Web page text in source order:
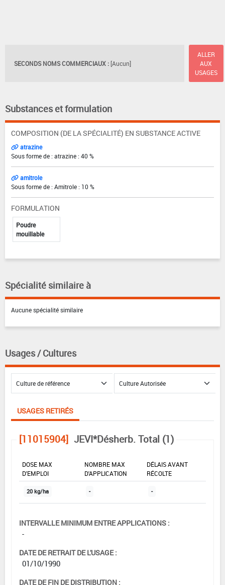
SECONDS NOMS COMMERCIAUX : [Aucun]
ALLER
AUX
USAGES
Substances et formulation
COMPOSITION (DE LA SPÉCIALITÉ) EN SUBSTANCE ACTIVE
atrazine
Sous forme de : atrazine : 40 %
amitrole
Sous forme de : Amitrole : 10 %
FORMULATION
Poudre
mouillable
Spécialité similaire à
Aucune spécialité similaire
Usages / Cultures
USAGES RETIRÉS
[11015904] JEVI*Désherb. Total (1)
DOSE MAX
D'EMPLOI
NOMBRE MAX
D'APPLICATION
DÉLAIS AVANT
RÉCOLTE
20 kg/ha - -
INTERVALLE MINIMUM ENTRE APPLICATIONS :
-
DATE DE RETRAIT DE L'USAGE :
01/10/1990
DATE DE FIN DE DISTRIBUTION :